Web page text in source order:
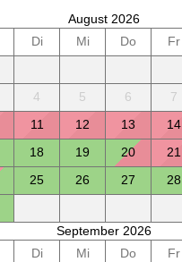
August 2026
Di Mi Do Fr
4 5 6 7
11 12 13 14
18 19 20 21
25 26 27 28
September 2026
Di Mi Do Fr